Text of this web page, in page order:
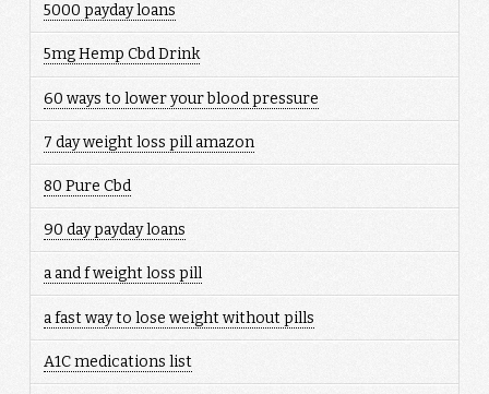
5000 payday loans
5mg Hemp Cbd Drink
60 ways to lower your blood pressure
7 day weight loss pill amazon
80 Pure Cbd
90 day payday loans
a and f weight loss pill
a fast way to lose weight without pills
A1C medications list